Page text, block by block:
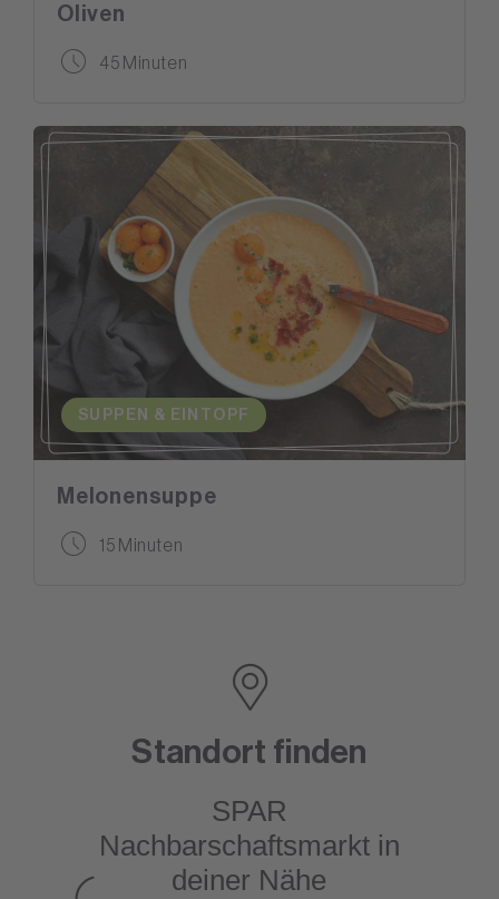
Oliven
45 Minuten
SUPPEN & EINTOPF
Melonensuppe
15 Minuten
Standort finden
SPAR
Nachbarschaftsmarktin
deiner Nähe